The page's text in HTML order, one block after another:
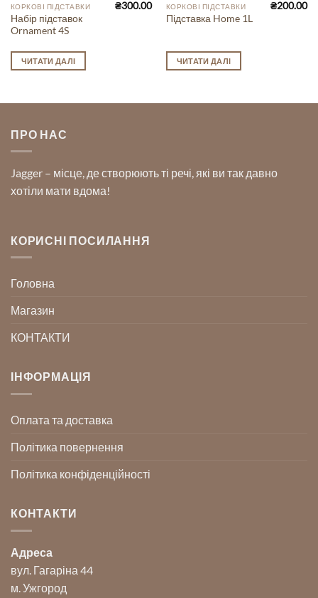
КОРКОВІ ПІДСТАВКИ
Набір підставок
Ornament 4S
₴300.00
ЧИТАТИ ДАЛІ
КОРКОВІ ПІДСТАВКИ
Підставка Home 1L
₴200.00
ЧИТАТИ ДАЛІ
ПРО НАС
Jagger – місце, де створюють ті речі, які ви так давно
хотіли мати вдома!
КОРИСНІ ПОСИЛАННЯ
Головна
Магазин
КОНТАКТИ
ІНФОРМАЦІЯ
Оплата та доставка
Політика повернення
Політика конфіденційності
КОНТАКТИ
Адреса
вул. Гагаріна 44
м. Ужгород